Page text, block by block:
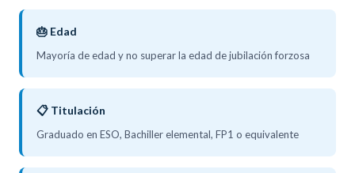
🎂 Edad
Mayoría de edad y no superar la edad de jubilación forzosa
📋 Titulación
Graduado en ESO, Bachiller elemental, FP1 o equivalente